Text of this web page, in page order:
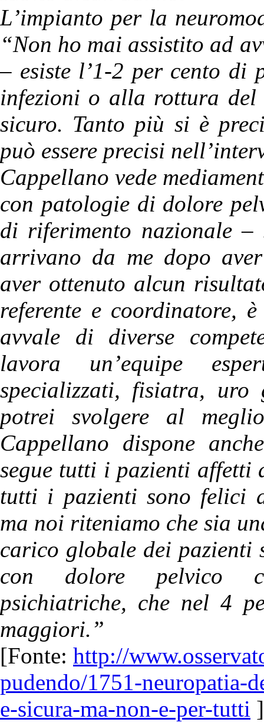
L’impianto per la
“Non ho mai assistito ad
– esiste l’1-2 per cento
infezioni o alla rottura del
sicuro. Tanto più si è
può essere precisi
Cappellano vede
con patologie di dolore
di riferimento nazionale –
arrivano da me dopo
aver ottenuto alcun
referente e coordinatore,
avvale di diverse
lavora un’equipe
specializzati, fisiatra, uro
potrei svolgere al
Cappellano dispone
segue tutti i pazienti affetti
tutti i pazienti sono felici
ma noi riteniamo che sia
carico globale dei pazienti
con dolore pelvico
psichiatriche, che nel 4
maggiori.”
[Fonte: http://
pudendo/1751-neuropatia-
e-sicura-ma-non-e-per-tutti ]